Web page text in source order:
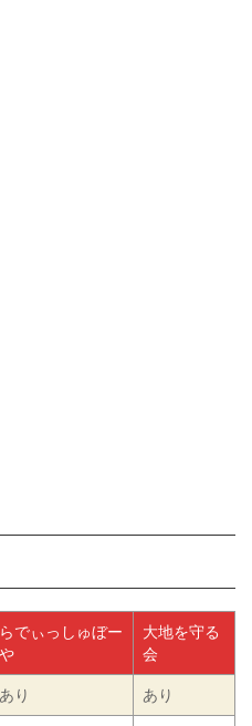
らでぃっしゅぼー
や
大地を守る
会
あり あり